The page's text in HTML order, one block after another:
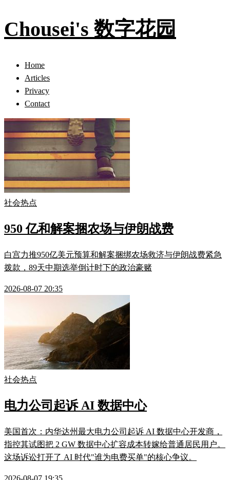
Chousei's 数字花园
Home
Articles
Privacy
Contact
社会热点
950 亿和解案捆农场与伊朗战费
白宫力推950亿美元预算和解案捆绑农场救济与伊朗战费紧急
拨款，89天中期选举倒计时下的政治豪赌
2026-08-07 20:35
社会热点
电力公司起诉 AI 数据中心
美国首次：内华达州最大电力公司起诉 AI 数据中心开发商，
指控其试图把 2 GW 数据中心扩容成本转嫁给普通居民用户。
这场诉讼打开了 AI 时代"谁为电费买单"的核心争议。